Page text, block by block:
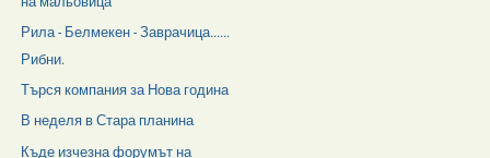
Рила - Белмекен - Заврачица......
Рибни.
Търся компания за Нова година
В неделя в Стара планина
Къде изчезна форумът на